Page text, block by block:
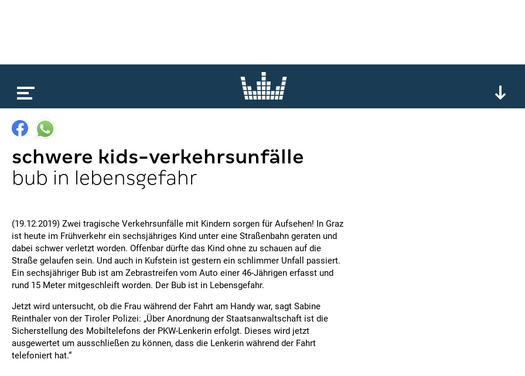
schwere kids-verkehrsunfälle
bub in lebensgefahr
(19.12.2019) Zwei tragische Verkehrsunfälle mit Kindern sorgen für Aufsehen! In Graz
ist heute im Frühverkehr ein sechsjähriges Kind unter eine Straßenbahn geraten und
dabei schwer verletzt worden. Offenbar dürfte das Kind ohne zu schauen auf die
Straße gelaufen sein. Und auch in Kufstein ist gestern ein schlimmer Unfall passiert.
Ein sechsjähriger Bub ist am Zebrastreifen vom Auto einer 46-Jährigen erfasst und
rund 15 Meter mitgeschleift worden. Der Bub ist in Lebensgefahr.
Jetzt wird untersucht, ob die Frau während der Fahrt am Handy war, sagt Sabine
Reinthaler von der Tiroler Polizei: „Über Anordnung der Staatsanwaltschaft ist die
Sicherstellung des Mobiltelefons der PKW-Lenkerin erfolgt. Dieses wird jetzt
ausgewertet um ausschließen zu können, dass die Lenkerin während der Fahrt
telefoniert hat.“